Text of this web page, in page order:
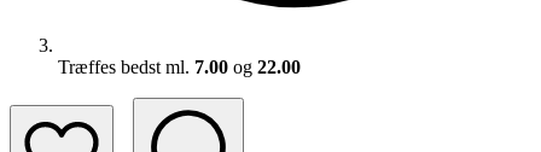
Træffes bedst ml. 7.00 og 22.00